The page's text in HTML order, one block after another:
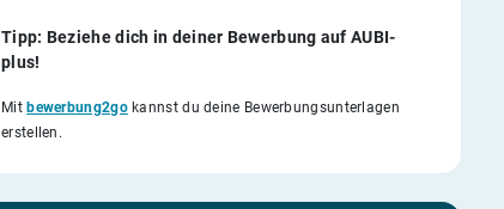
Tipp: Beziehe dich in deiner Bewerbung auf AUBI-
plus!
Mitbewerbung2gokannst du deine Bewerbungsunterlagen
erstellen.